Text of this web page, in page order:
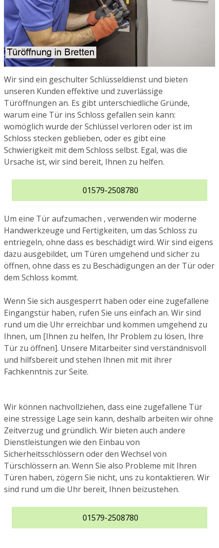
Wir sind ein geschulter Schlüsseldienst und bieten
unseren Kunden effektive und zuverlässige
Türöffnungen an. Es gibt unterschiedliche Gründe,
warum eine Tür ins Schloss gefallen sein kann:
womöglich wurde der Schlüssel verloren oder ist im
Schloss stecken geblieben, oder es gibt eine
Schwierigkeit mit dem Schloss selbst. Egal, was die
Ursache ist, wir sind bereit, Ihnen zu helfen.
01579-2508780
Um eine Tür aufzumachen , verwenden wir moderne
Handwerkzeuge und Fertigkeiten, um das Schloss zu
entriegeln, ohne dass es beschädigt wird. Wir sind eigens
dazu ausgebildet, um Türen umgehend und sicher zu
öffnen, ohne dass es zu Beschädigungen an der Tür oder
dem Schloss kommt.
Wenn Sie sich ausgesperrt haben oder eine zugefallene
Eingangstür haben, rufen Sie uns einfach an. Wir sind
rund um die Uhr erreichbar und kommen umgehend zu
Ihnen, um [Ihnen zu helfen, Ihr Problem zu lösen, Ihre
Tür zu öffnen]. Unsere Mitarbeiter sind verständnisvoll
und hilfsbereit und stehen Ihnen mit mit ihrer
Fachkenntnis zur Seite.
Wir können nachvollziehen, dass eine zugefallene Tür
eine stressige Lage sein kann, deshalb arbeiten wir ohne
Zeitverzug und gründlich. Wir bieten auch andere
Dienstleistungen wie den Einbau von
Sicherheitsschlössern oder den Wechsel von
Türschlössern an. Wenn Sie also Probleme mit Ihren
Türen haben, zögern Sie nicht, uns zu kontaktieren. Wir
sind rund um die Uhr bereit, Ihnen beizustehen.
01579-2508780